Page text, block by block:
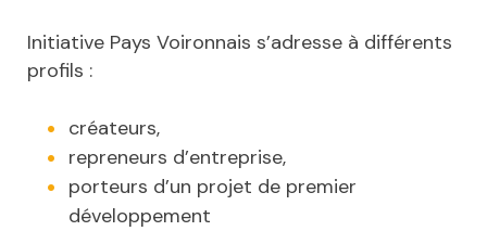
Initiative Pays Voironnais s’adresse à différents
profils :
créateurs,
repreneurs d’entreprise,
porteurs d’un projet de premier
développement